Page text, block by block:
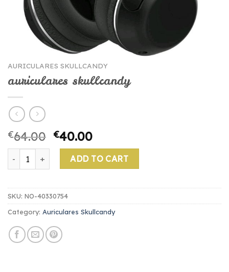
AURICULARES SKULLCANDY
auriculares skullcandy
€64.00 €40.00
auriculares skullcandy quantity
ADD TO CART
SKU: NO-40330754
Category: Auriculares Skullcandy